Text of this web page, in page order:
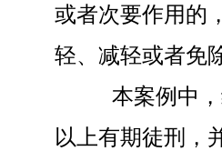
或者次要作用的
轻、减轻或者免
本案例中，组
以上有期徒刑，